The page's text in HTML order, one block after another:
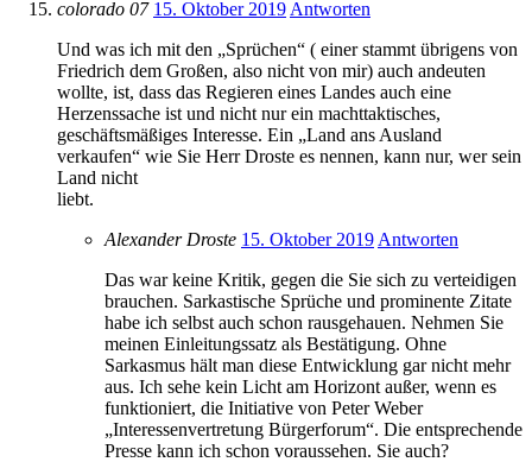
colorado 07 15. Oktober 2019 Antworten
Und was ich mit den „Sprüchen“ ( einer stammt übrigens von
Friedrich dem Großen, also nicht von mir) auch andeuten
wollte, ist, dass das Regieren eines Landes auch eine
Herzenssache ist und nicht nur ein machttaktisches,
geschäftsmäßiges Interesse. Ein „Land ans Ausland
verkaufen“ wie Sie Herr Droste es nennen, kann nur, wer sein
Land nicht
liebt.
Alexander Droste 15. Oktober 2019 Antworten
Das war keine Kritik, gegen die Sie sich zu verteidigen
brauchen. Sarkastische Sprüche und prominente Zitate
habe ich selbst auch schon rausgehauen. Nehmen Sie
meinen Einleitungssatz als Bestätigung. Ohne
Sarkasmus hält man diese Entwicklung gar nicht mehr
aus. Ich sehe kein Licht am Horizont außer, wenn es
funktioniert, die Initiative von Peter Weber
„Interessenvertretung Bürgerforum“. Die entsprechende
Presse kann ich schon voraussehen. Sie auch?